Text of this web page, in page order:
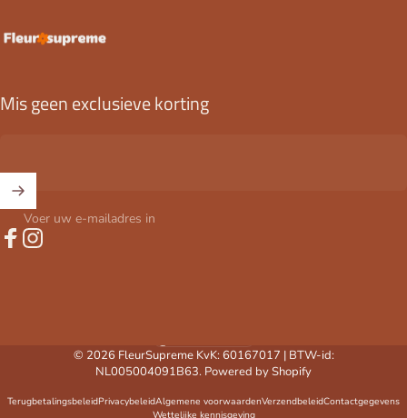
FleurSupreme
Mis geen exclusieve korting
Voer uw e-mailadres in
© 2026 FleurSupreme KvK: 60167017 | BTW-id:
NL005004091B63. Powered by Shopify
TerugbetalingsbeleidPrivacybeleidAlgemene voorwaardenVerzendbeleidContactgegevens
Wettelijke kennisgeving
Land/regio